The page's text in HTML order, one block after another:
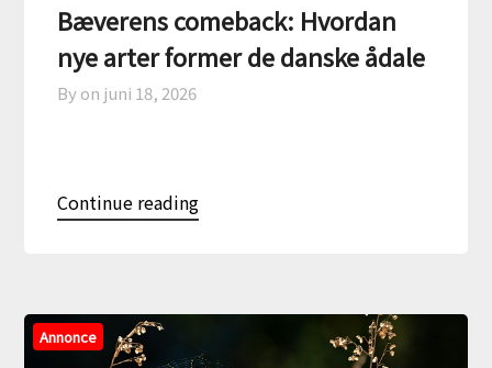
Bæverens comeback: Hvordan
nye arter former de danske ådale
By on juni 18, 2026
Continue reading
Annonce